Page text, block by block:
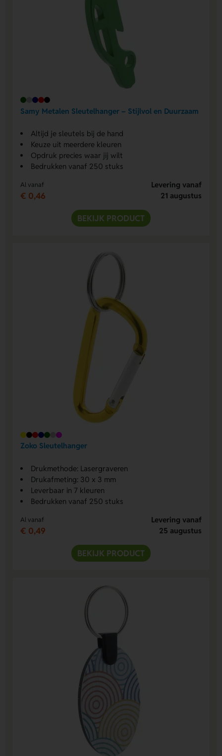
Samy Metalen Sleutelhanger – Stijlvol en Duurzaam
Altijd je sleutels bij de hand
Keuze uit meerdere kleuren
Opdruk precies waar jij wilt
Bedrukken vanaf 250 stuks
Al vanaf
€ 0,46
Levering vanaf
21 augustus
BEKIJK PRODUCT
Zoko Sleutelhanger
Drukmethode: Lasergraveren
Drukafmeting: 30 x 3 mm
Leverbaar in 7 kleuren
Bedrukken vanaf 250 stuks
Al vanaf
€ 0,49
Levering vanaf
25 augustus
BEKIJK PRODUCT